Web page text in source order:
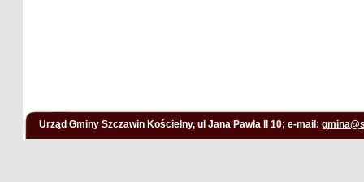
Urząd Gminy Szczawin Kościelny, ul Jana Pawła II 10; e-mail: